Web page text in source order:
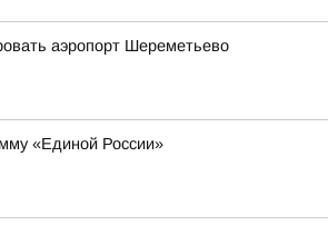
аэропорт Шереметьево
«Единой России»